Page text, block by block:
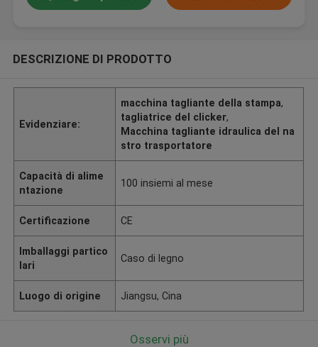
DESCRIZIONE DI PRODOTTO
Evidenziare:
macchina tagliante della stampa,
tagliatrice del clicker,
Macchina tagliante idraulica del na
stro trasportatore
Capacità di alime
ntazione
100 insiemi al mese
Certificazione CE
Imballaggi partico
lari
Caso di legno
Luogo di origine Jiangsu, Cina
Osservi più